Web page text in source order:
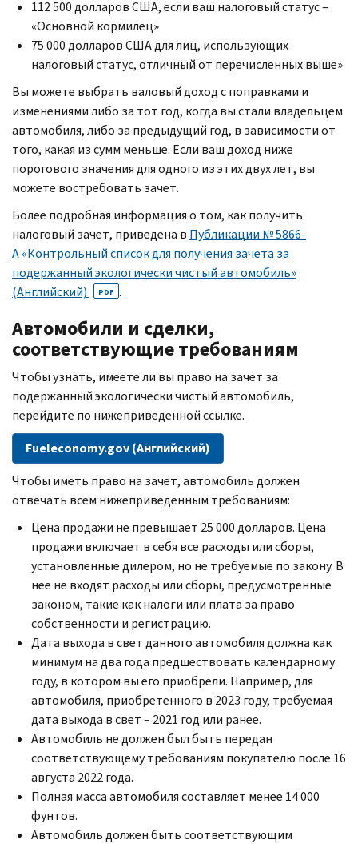
112 500 долларов США, если ваш налоговый статус –
«Основной кормилец»
75 000 долларов США для лиц, использующих
налоговый статус, отличный от перечисленных выше»
Вы можете выбрать валовый доход с поправками и
изменениями либо за тот год, когда вы стали владельцем
автомобиля, либо за предыдущий год, в зависимости от
того, какая из сумм меньше. Если ваш доход ниже
порогового значения для одного из этих двух лет, вы
можете востребовать зачет.
Более подробная информация о том, как получить
налоговый зачет, приведена в Публикации №5866-
A«Контрольный список для получения зачета за
подержанный экологически чистый автомобиль»
(Английский)
PDF .
Автомобили и сделки,
соответствующие требованиям
Чтобы узнать, имеете ли вы право на зачет за
подержанный экологически чистый автомобиль,
перейдите по нижеприведенной ссылке.
Fueleconomy.gov(Английский)
Чтобы иметь право на зачет, автомобиль должен
отвечать всем нижеприведенным требованиям:
Цена продажи не превышает 25 000 долларов. Цена
продажи включает в себя все расходы или сборы,
установленные дилером, но не требуемые по закону. В
нее не входят расходы или сборы, предусмотренные
законом, такие как налоги или плата за право
собственности и регистрацию.
Дата выхода в свет данного автомобиля должна как
минимум на два года предшествовать календарному
году, в котором вы его приобрели. Например, для
автомобиля, приобретенного в 2023 году, требуемая
дата выхода в свет – 2021 год или ранее.
Автомобиль не должен был быть передан
соответствующему требованиям покупателю после 16
августа 2022 года.
Полная масса автомобиля составляет менее 14 000
фунтов.
Автомобиль должен быть соответствующим